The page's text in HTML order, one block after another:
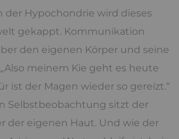
der Hypochondrie wird dieses
gekappt. Kommunikation
den eigenen Körper und seine
meinem Kie geht es heute
ist der Magen wieder so gereizt.“
Selbstbeobachtung sitzt der
der eigenen Haut. Und wie der